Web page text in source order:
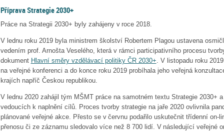
Příprava Strategie 2030+
Práce na Strategii 2030+ byly zahájeny v roce 2018.
V lednu roku 2019 byla ministrem školství Robertem Plagou ustavena
vedením prof. Arnošta Veselého, která v rámci participativního procesu
dokument Hlavní směry vzdělávací politiky ČR 2030+. V listopadu roku
na veřejné konferenci a do konce roku 2019 probíhala jeho veřejná
krajích napříč Českou republikou.
V lednu 2020 zahájil tým MŠMT práce na samotném textu Strategie 2030+
vedoucích k naplnění cílů. Proces tvorby strategie na jaře 2020 ovlivnila
plánované veřejné akce. Přesto se v červnu podařilo uskutečnit třídenní on-
přenosu či ze záznamu sledovalo více než 8 700 lidí. V následující veřejné